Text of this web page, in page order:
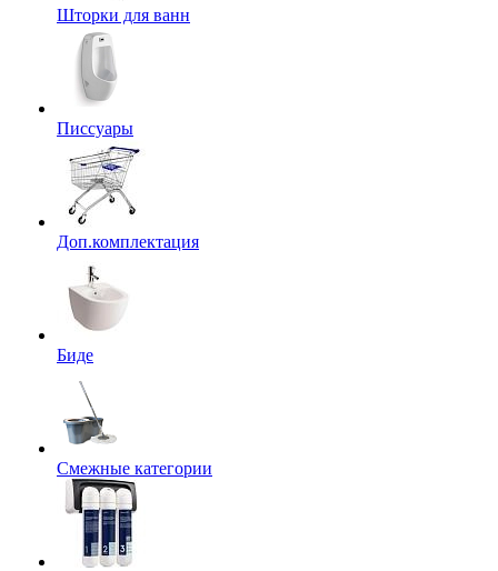
Шторки для ванн
Писсуары
Доп.комплектация
Биде
Смежные категории